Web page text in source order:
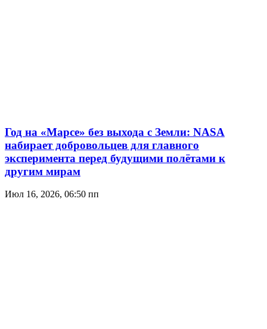
Год на «Марсе» без выхода с Земли: NASA
набирает добровольцев для главного
эксперимента перед будущими полётами к
другим мирам
Июл 16, 2026, 06:50 пп